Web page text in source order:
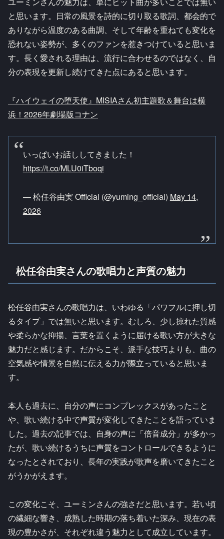
と思います。日常の風景を詩的に切り取る歌詞、都会的で
ありながら温度のある曲調、そして年齢を重ねても変化を
恐れない姿勢が、多くのファンを惹きつけていると思いま
す。長く愛される理由は、流行に合わせるのではなく、自
分の表現を更新し続けてきた点にあると思います。
『ハイウェイの堕天使』MISIAさん初主題歌＆舞台は横
浜！2026年劇場版コナン
いっぱいお話ししてきました！
https://t.co/MLU0iTboqi
— 松任谷由実 Official (@yuming_official) May 14,
2026
松任谷由実さんの歌唱力と声質の魅力
松任谷由実さんの歌唱力は、いわゆる「パワフルに押し切
るタイプ」では無いと思います。むしろ、少し掠れた質感
や柔らかな抑揚、言葉を置くように届ける歌い方が大きな
魅力だと感じます。だからこそ、派手な技巧よりも、曲の
空気感や情景を自然に伝える力が際立っていると思いま
す。
本人も過去に、自分の声にコンプレックスがあったこと
や、歌い続ける中で声質が変化してきたことを語っていま
した。過去の記事では、自身の声に「倍音成分」が多かっ
たが、歌い続けるうちに声質をコントロールできるように
なったとされており、長年の実践が歌声を磨いてきたこと
がうかがえます。
この変化こそ、ユーミンさんの強さだと思います。若い頃
の繊細な響き、成熟した時期の落ち着いた深み、現在の表
現の豊かさが、それぞれ違う魅力として成立しています。